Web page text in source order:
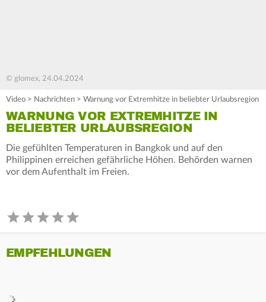
© glomex, 24.04.2024
Video > Nachrichten > Warnung vor Extremhitze in beliebter Urlaubsregion
WARNUNG VOR EXTREMHITZE IN
BELIEBTER URLAUBSREGION
Die gefühlten Temperaturen in Bangkok und auf den
Philippinen erreichen gefährliche Höhen. Behörden warnen
vor dem Aufenthalt im Freien.
EMPFEHLUNGEN